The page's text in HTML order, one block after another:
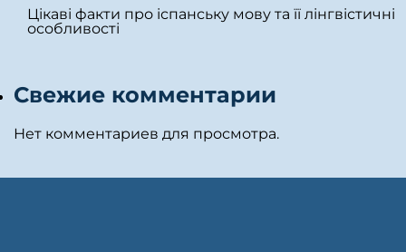
Цікаві факти про іспанську мову та її лінгвістичні
особливості
Свежие комментарии
Нет комментариев для просмотра.